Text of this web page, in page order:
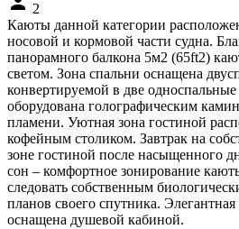
2
Каюты данной категории
носовой и кормовой части судна.
панорамного балкона 5м2 (65ft2)
светом. Зона спальни оснащена
конвертируемой в две односпальные
оборудована голографическим
пламени. Уютная зона гостиной
кофейным столиком. Завтрак на
зоне гостиной после насыщенного
сон – комфортное зонирование
следовать собственным
планов своего спутника.
оснащена душевой кабиной.